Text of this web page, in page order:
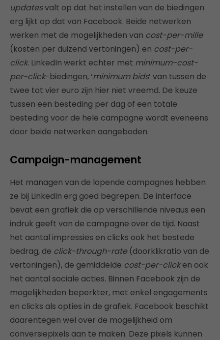
updatesvalt op dat het instellen van de biedingen
erg lijkt op dat van Facebook. Beide netwerken
werken met de mogelijkheden van cost-per-mille
(kosten per duizend vertoningen) en cost-per-
click. LinkedIn werkt echter met minimum-cost-
per-click-biedingen, ‘minimum bids’ van tussen de
twee tot vier euro zijn hier niet vreemd. De keuze
tussen een besteding per dag of een totale
besteding voor de hele campagne wordt eveneens
door beide netwerken aangeboden.
Campaign-management
Het managen van de lopende campagnes hebben
ze bij LinkedIn erg goed begrepen. De interface
bevat een grafiek die op verschillende niveaus een
indruk geeft van de campagne over de tijd. Naast
het aantal impressies en clicks ook het bestede
bedrag, de click-through-rate(doorklikratio van de
vertoningen), de gemiddelde cost-per-clicken ook
het aantal sociale acties. Binnen Facebook zijn de
mogelijkheden beperkter, met enkel engagements
en clicks als opties in de grafiek. Facebook beschikt
daarentegen wel over de mogelijkheid om
conversiepixels aan te maken. Deze pixels kunnen